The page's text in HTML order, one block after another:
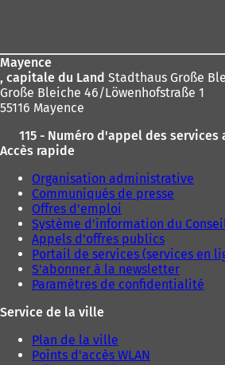
Mayence
, capitale du Land Stadthaus Große
Große Bleiche 46/Löwenhofstraße 1
55116 Mayence
115 - Numéro d'appel des
Accès rapide
Organisation administrative
Communiqués de presse
Offres d'emploi
Système d'information du
Appels d'offres publics
Portail de services (services en
S'abonner à la newsletter
Paramètres de confidentialité
Service de la ville
Plan de la ville
Points d'accès WLAN